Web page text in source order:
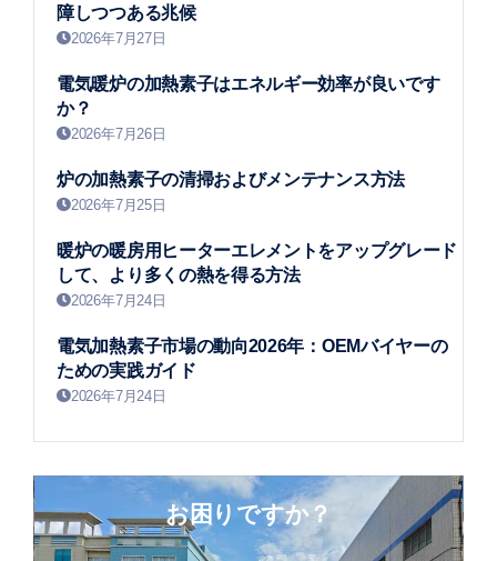
障しつつある兆候
2026年7月27日
電気暖炉の加熱素子はエネルギー効率が良いです
か？
2026年7月26日
炉の加熱素子の清掃およびメンテナンス方法
2026年7月25日
暖炉の暖房用ヒーターエレメントをアップグレード
して、より多くの熱を得る方法
2026年7月24日
電気加熱素子市場の動向2026年：OEMバイヤーの
ための実践ガイド
2026年7月24日
お困りですか？